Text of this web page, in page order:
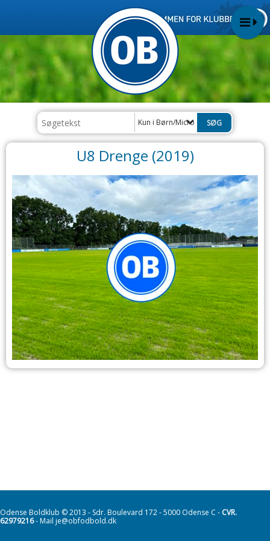
Kun i Børn/Micro
U8 Drenge (2019)
Odense Boldklub © 2013 - Sdr. Boulevard 172 - 5000 Odense C - CVR.
62979216- Mail je@obfodbold.dk